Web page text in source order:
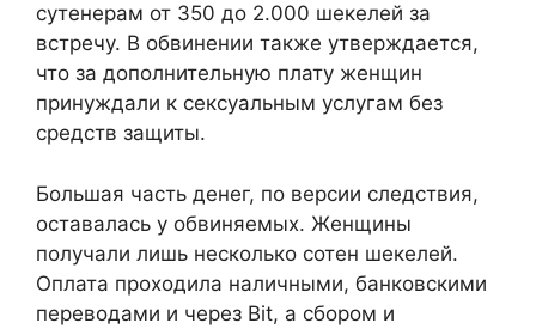
сутенерам от 350 до 2.000 шекелей за
встречу. В обвинении также утверждается,
что за дополнительную плату женщин
принуждали к сексуальным услугам без
средств защиты.
Большая часть денег, по версии следствия,
оставалась у обвиняемых. Женщины
получали лишь несколько сотен шекелей.
Оплата проходила наличными, банковскими
переводами и через Bit, а сбором и